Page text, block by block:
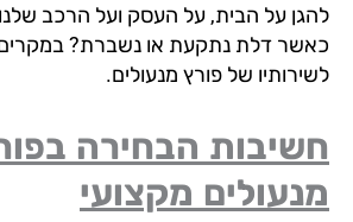
על הבית, על העסק ועל הרכב שלנו.
דלת נתקעת או נשברת? במקרים אלו,
של פורץ מנעולים.
הבחירה בפורץ
מקצועי